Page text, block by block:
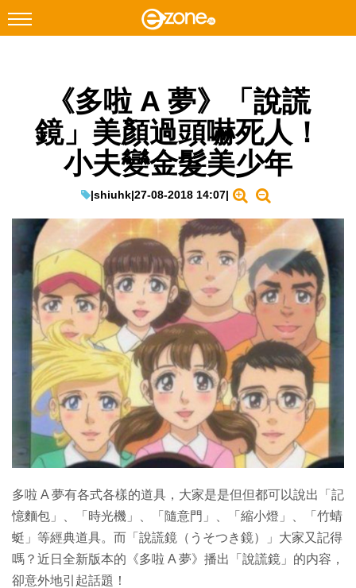
Facebook Instagram
科技焦點
教學評測
EduTech
IT Times
生成式AI與雲端應用
Enterprise Digital Transformation
特集
《多啦 A 夢》「說謊
鏡」美顏過頭嚇死人！
小夫變金髮美少年
|shiuhk|27-08-2018 14:07|
多啦 A 夢有各式各樣的道具，大家是是但但都可以說出「記
憶麵包」、「時光機」、「隨意門」、「縮小燈」、「竹蜻
蜓」等經典道具。而「說謊鏡（うそつき鏡）」大家又記得
嗎？近日全新版本的《多啦 A 夢》播出「說謊鏡」的内容，
卻意外地引起話題！